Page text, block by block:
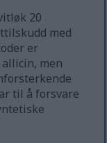
20
med
er
men
til å forsvare